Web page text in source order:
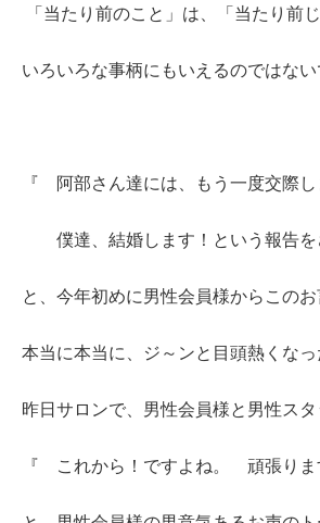
「当たり前のこと」は、「当たり前
いろいろな事柄にもいえるのではない
『 阿部さん達には、もう一度交際
僕達、結婚します！という報告を
と、今年初めに男性会員様からこの
本当に本当に、ジ～ンと目頭熱くな
昨日サロンで、男性会員様と男性ス
『 これから！ですよね。 頑張りま